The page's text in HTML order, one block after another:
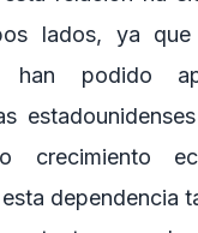
lados, ya que
han podido
crecimiento
dependencia